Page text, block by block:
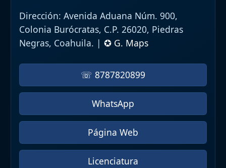
Dirección: Avenida Aduana Núm. 900,
Colonia Burócratas, C.P. 26020, Piedras
Negras, Coahuila. | ✪ G. Maps
☏ 8787820899
WhatsApp
Página Web
Licenciatura